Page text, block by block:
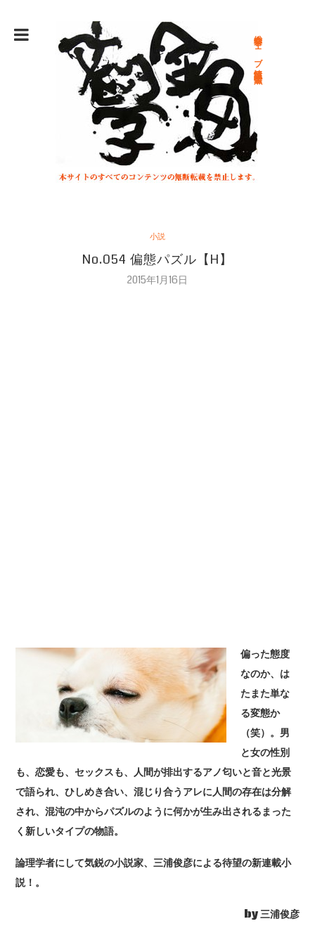
総合文学ウェブ情報誌 文学金魚
小説
No.054 偏態パズル【H】
2015年1月16日
偏った態度
なのか、は
たまた単な
る変態か
（笑）。男
と女の性別
も、恋愛も、セックスも、人間が排出するアノ匂いと音と光景
で語られ、ひしめき合い、混じり合うアレに人間の存在は分解
され、混沌の中からパズルのように何かが生み出されるまった
く新しいタイプの物語。
論理学者にして気鋭の小説家、三浦俊彦による待望の新連載小
説！。
by 三浦俊彦